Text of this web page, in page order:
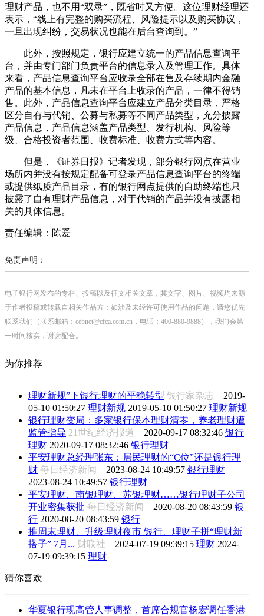
理财产品，也不用“双录”，既省时又方便。这位理财经理还
表示，“线上有完整的购买流程、风险提示以及购买协议，
一旦出现纠纷，交易状况也能在后台查询到。”
此外，按照规定，银行应建立统一的产品信息查询平
台，并由专门部门负责平台的信息录入及管理工作。具体
来看，产品信息查询平台应收录全部在售及存续期内金融
产品的基本信息，凡未在平台上收录的产品，一律不得销
售。此外，产品信息查询平台应建立产品分类目录，严格
区分自有与代销、公募与私募等不同产品类型，充分披露
产品信息，产品信息涵盖产品类型、发行机构、风险等
级、合格投资者范围、收费标准、收费方式等内容。
但是，《证券日报》记者发现，部分银行网点在营业
场所内并没有按规定配备可登录产品信息查询平台的终端
或提供纸质产品目录，有的银行网点提供的自助终端也只
披露了自有理财产品信息，对于代销的产品并没有披露相
关的具体信息。
责任编辑：陈爱
免责声明：
电子银行网发布的专栏、投稿以及征文相关文章，其文字、图片、视频均来源
于作者投稿或转载自相关作品方；如涉及未经许可使用作品的问题，请您优先
联系我们（联系邮箱：cebnet@cfca.com.cn，电话：400-880-9888），我们会第
一时间核实，谢谢配合。
为你推荐
理财新规”下银行理财的平稳转型 银行家杂志 2019-
05-10 01:50:27 理财新规 2019-05-10 01:50:27 理财新规
银行理财变局：多家银行保本理财清零，养老理财遭
监管指导 21世纪经济报道 2020-09-17 08:32:46 银行
理财 2020-09-17 08:32:46 银行理财
平安理财总经理张东：居民理财的“C位”还是银行理
财 每日经济新闻 2023-08-24 10:49:57 银行理财
2023-08-24 10:49:57 银行理财
平安理财、南银理财、苏银理财……银行理财子公司
开业密集获批 每日经济新闻 2020-08-20 08:43:59 银
行 2020-08-20 08:43:59 银行
推周末理财、升级理财夜市 银行、理财子拼“理财新
搭子” 7月... 财联社 2024-07-19 09:39:15 理财 2024-
07-19 09:39:15 理财
猜你喜欢
华夏银行现高管人事调整，首席合规官杨宏调任香港